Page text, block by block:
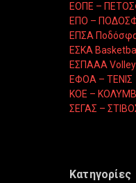
ΕΟΠΕ –
ΕΠΟ –
ΕΠΣΑ
ΕΣΚΑ Basketball
ΕΣΠΑΑΑ
ΕΦΟΑ – ΤΕΝΙΣ
ΚΟΕ –
ΣΕΓΑΣ –
Κατηγορίες